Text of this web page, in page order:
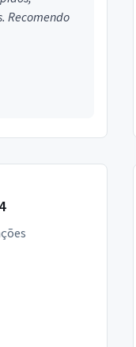
Recomendo